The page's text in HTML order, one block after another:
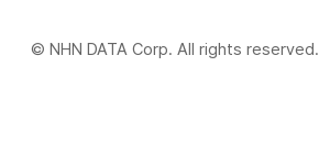
© NHN DATA Corp. All rights reserved.